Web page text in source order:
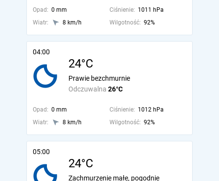
Opad: 0 mm Ciśnienie: 1011 hPa
Wiatr:
8 km/h Wilgotność: 92%
04:00
24°C
Odczuwalna 26°C
Prawie bezchmurnie
Opad: 0 mm Ciśnienie: 1012 hPa
Wiatr:
8 km/h Wilgotność: 92%
05:00
24°C
Zachmurzenie małe, pogodnie